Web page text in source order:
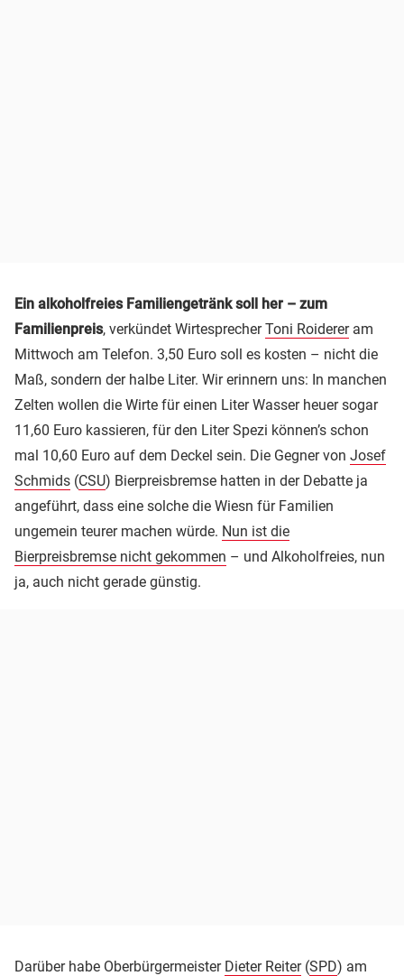
Ein alkoholfreies Familiengetränk soll her – zum
Familienpreis, verkündet WirtesprecherToni Roidereram
Mittwoch am Telefon. 3,50 Euro soll es kosten – nicht die
Maß, sondern der halbe Liter. Wir erinnern uns: In manchen
Zelten wollen die Wirte für einen Liter Wasser heuer sogar
11,60 Euro kassieren, für den Liter Spezi können’s schon
mal 10,60 Euro auf dem Deckel sein. Die Gegner von Josef
Schmids (CSU) Bierpreisbremse hatten in der Debatte ja
angeführt, dass eine solche die Wiesn für Familien
ungemein teurer machen würde. Nun ist die
Bierpreisbremse nicht gekommen – und Alkoholfreies, nun
ja, auch nicht gerade günstig.
Darüber habe Oberbürgermeister Dieter Reiter(SPD) am